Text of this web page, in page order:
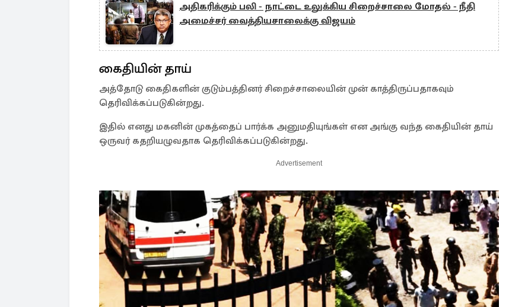
அதிகரிக்கும் பலி - நாட்டை உலுக்கிய சிறைச்சாலை மோதல் - நீதி
அமைச்சர் வைத்தியசாலைக்கு விஜயம்
கைதியின் தாய்
அத்தோடு கைதிகளின் குடும்பத்தினர் சிறைச்சாலையின் முன் காத்திருப்பதாகவும்
தெரிவிக்கப்படுகின்றது.
இதில் எனது மகனின் முகத்தைப் பார்க்க அனுமதியுங்கள் என அங்கு வந்த கைதியின் தாய்
ஒருவர் கதறியழுவதாக தெரிவிக்கப்படுகின்றது.
Advertisement